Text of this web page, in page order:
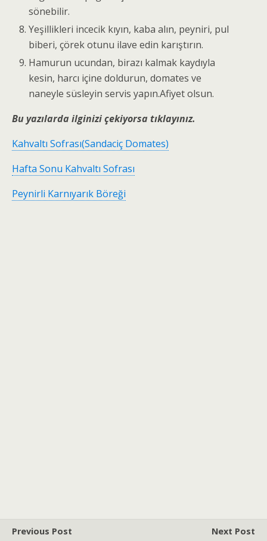
sönebilir.
Yeşillikleri incecik kıyın, kaba alın, peyniri, pul
biberi, çörek otunu ilave edin karıştırın.
Hamurun ucundan, birazı kalmak kaydıyla
kesin, harcı içine doldurun, domates ve
naneyle süsleyin servis yapın.Afiyet olsun.
Bu yazılarda ilginizi çekiyorsa tıklayınız.
Kahvaltı Sofrası(Sandaciç Domates)
Hafta Sonu Kahvaltı Sofrası
Peynirli Karnıyarık Böreği
Previous Post
Next Post